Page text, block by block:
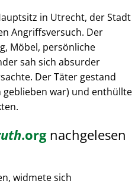
in Utrecht, der Stadt
Angriffsversuch. Der
Möbel, persönliche
sah sich absurder
Der Täter gestand
geblieben war) und enthüllte
.orgnachgelesen
widmete sich